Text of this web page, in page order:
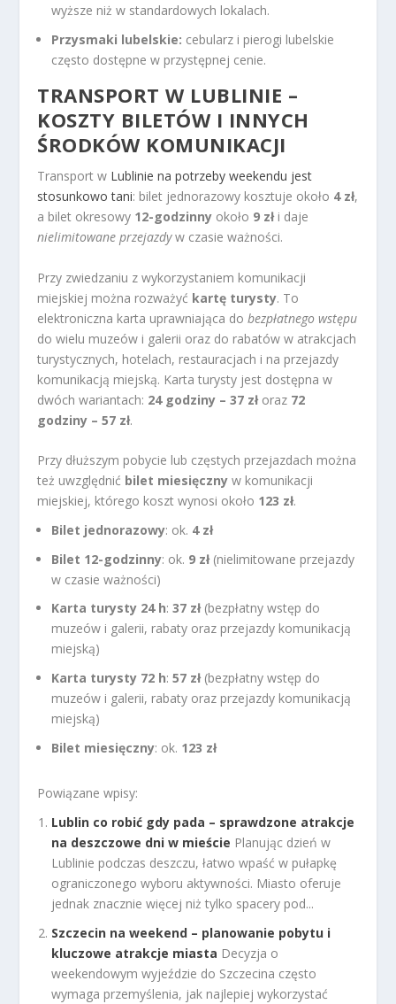
wyższe niż w standardowych lokalach.
Przysmaki lubelskie: cebularz i pierogi lubelskie
często dostępne w przystępnej cenie.
TRANSPORT W LUBLINIE –
KOSZTY BILETÓW I INNYCH
ŚRODKÓW KOMUNIKACJI
Transport w Lublinie na potrzeby weekendu jest
stosunkowo tani: bilet jednorazowy kosztuje około 4 zł,
a bilet okresowy 12-godzinny około 9 złi daje
nielimitowane przejazdyw czasie ważności.
Przy zwiedzaniu z wykorzystaniem komunikacji
miejskiej można rozważyć kartę turysty. To
elektroniczna karta uprawniająca dobezpłatnego wstępu
do wielu muzeów i galerii oraz do rabatów w atrakcjach
turystycznych, hotelach, restauracjach i na przejazdy
komunikacją miejską. Karta turysty jest dostępna w
dwóch wariantach: 24 godziny – 37 złoraz 72
godziny – 57 zł.
Przy dłuższym pobycie lub częstych przejazdach można
też uwzględnić bilet miesięczny w komunikacji
miejskiej, którego koszt wynosi około 123 zł.
Bilet jednorazowy: ok. 4 zł
Bilet 12-godzinny: ok. 9 zł(nielimitowane przejazdy
w czasie ważności)
Karta turysty 24 h:37 zł(bezpłatny wstęp do
muzeów i galerii, rabaty oraz przejazdy komunikacją
miejską)
Karta turysty 72 h:57 zł(bezpłatny wstęp do
muzeów i galerii, rabaty oraz przejazdy komunikacją
miejską)
Bilet miesięczny: ok. 123 zł
Powiązane wpisy:
Lublin co robić gdy pada – sprawdzone atrakcje
na deszczowe dni w mieście Planując dzień w
Lublinie podczas deszczu, łatwo wpaść w pułapkę
ograniczonego wyboru aktywności. Miasto oferuje
jednak znacznie więcej niż tylko spacery pod...
Szczecin na weekend – planowanie pobytu i
kluczowe atrakcje miasta Decyzja o
weekendowym wyjeździe do Szczecina często
wymaga przemyślenia, jak najlepiej wykorzystać